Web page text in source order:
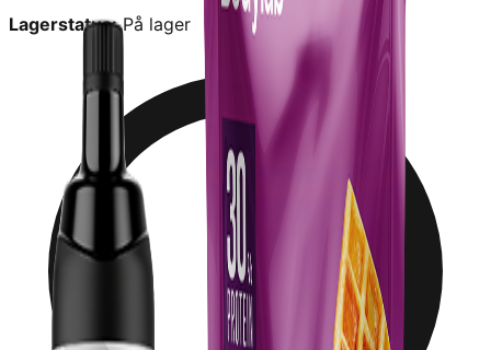
Lagerstatus: På lager